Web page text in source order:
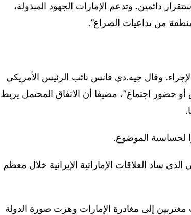
دائمين. وتدعم الإمارات الجهود المبذولة،
من تداعيات الصراع”.
وقال جيه.دي فانس نائب الرئيس الأمريكي
حضور اجتماع”، مضيفا أن الاتفاق المحتمل يربط
لحساسية الموضوع.
ساد العلاقات الإماراتية الإيرانية خلال معظم
مغتربين إلى مغادرة الإمارات وهزت صورة الدولة